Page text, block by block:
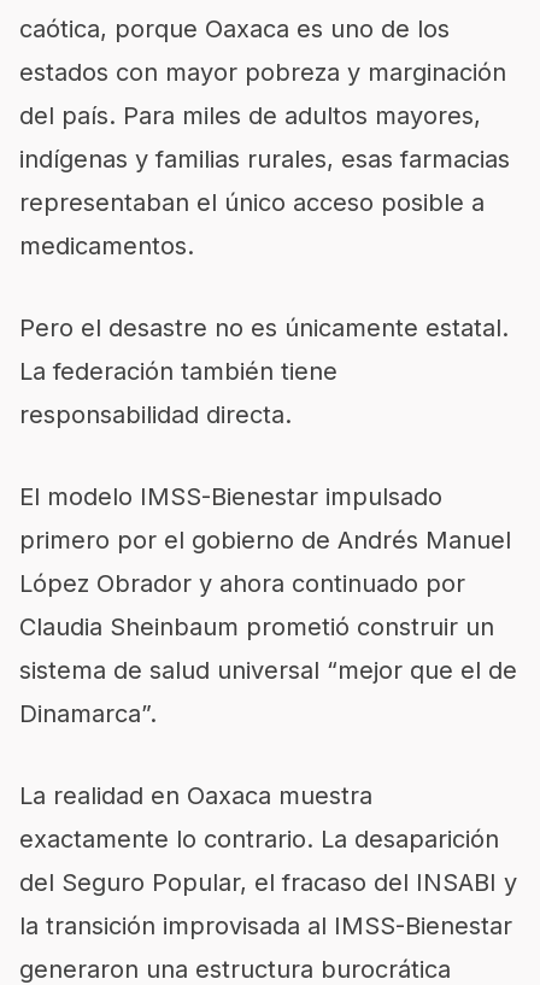
caótica, porque Oaxaca es uno de los
estados con mayor pobreza y marginación
del país. Para miles de adultos mayores,
indígenas y familias rurales, esas farmacias
representaban el único acceso posible a
medicamentos.
Pero el desastre no es únicamente estatal.
La federación también tiene
responsabilidad directa.
El modelo IMSS-Bienestar impulsado
primero por el gobierno de Andrés Manuel
López Obrador y ahora continuado por
Claudia Sheinbaum prometió construir un
sistema de salud universal “mejor que el de
Dinamarca”.
La realidad en Oaxaca muestra
exactamente lo contrario. La desaparición
del Seguro Popular, el fracaso del INSABI y
la transición improvisada al IMSS-Bienestar
generaron una estructura burocrática